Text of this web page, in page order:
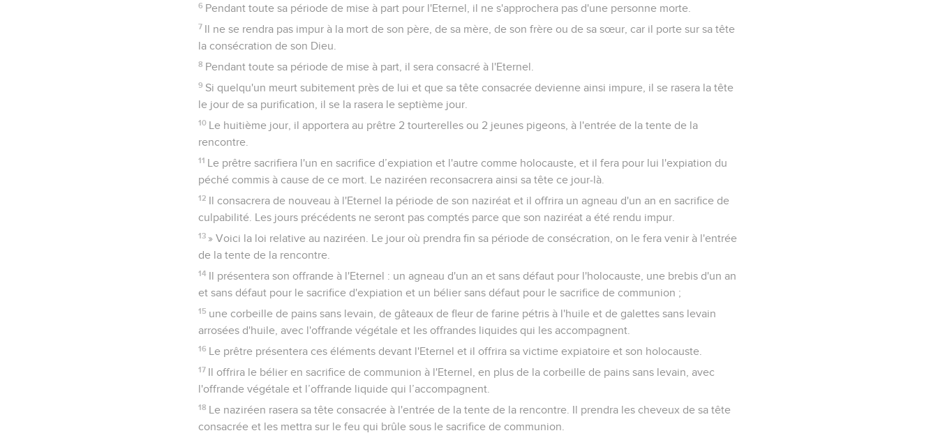
6 Pendant toute sa période de mise à part pour l'Eternel, il ne s'approchera pas d'une personne morte.
7 Il ne se rendra pas impur à la mort de son père, de sa mère, de son frère ou de sa sœur, car il porte sur sa tête
la consécration de son Dieu.
8 Pendant toute sa période de mise à part, il sera consacré à l'Eternel.
9 Si quelqu'un meurt subitement près de lui et que sa tête consacrée devienne ainsi impure, il se rasera la tête
le jour de sa purification, il se la rasera le septième jour.
10 Le huitième jour, il apportera au prêtre 2 tourterelles ou 2 jeunes pigeons, à l'entrée de la tente de la
rencontre.
11 Le prêtre sacrifiera l'un en sacrifice d’expiation et l'autre comme holocauste, et il fera pour lui l'expiation du
péché commis à cause de ce mort. Le naziréen reconsacrera ainsi sa tête ce jour-là.
12 Il consacrera de nouveau à l'Eternel la période de son naziréat et il offrira un agneau d'un an en sacrifice de
culpabilité. Les jours précédents ne seront pas comptés parce que son naziréat a été rendu impur.
13 » Voici la loi relative au naziréen. Le jour où prendra fin sa période de consécration, on le fera venir à l'entrée
de la tente de la rencontre.
14 Il présentera son offrande à l'Eternel : un agneau d'un an et sans défaut pour l'holocauste, une brebis d'un an
et sans défaut pour le sacrifice d'expiation et un bélier sans défaut pour le sacrifice de communion ;
15 une corbeille de pains sans levain, de gâteaux de fleur de farine pétris à l'huile et de galettes sans levain
arrosées d'huile, avec l'offrande végétale et les offrandes liquides qui les accompagnent.
16 Le prêtre présentera ces éléments devant l'Eternel et il offrira sa victime expiatoire et son holocauste.
17 Il offrira le bélier en sacrifice de communion à l'Eternel, en plus de la corbeille de pains sans levain, avec
l'offrande végétale et l’offrande liquide qui l’accompagnent.
18 Le naziréen rasera sa tête consacrée à l'entrée de la tente de la rencontre. Il prendra les cheveux de sa tête
consacrée et les mettra sur le feu qui brûle sous le sacrifice de communion.